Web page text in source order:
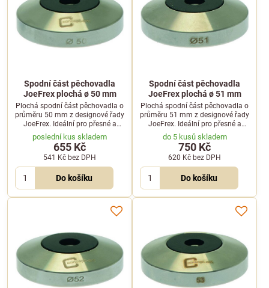
Spodní část pěchovadla
JoeFrex plochá ø 50 mm
Plochá spodní část pěchovadla o
průměru 50 mm z designové řady
JoeFrex. Ideální pro přesné a
rovnoměrné stlačení mleté kávy v
portafiltru kávovaru.
poslední kus skladem
655 Kč
541 Kč bez DPH
Do košíku
Spodní část pěchovadla
JoeFrex plochá ø 51 mm
Plochá spodní část pěchovadla o
průměru 51 mm z designové řady
JoeFrex. Ideální pro přesné a
rovnoměrné stlačení mleté kávy v
portafiltru kávovaru.
do 5 kusů skladem
750 Kč
620 Kč bez DPH
Do košíku